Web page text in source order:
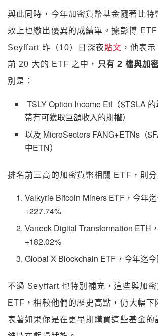
與此同時，今年加密貨幣基金隨著比特
效上也繳出優異的成績單。據彭博
Seyffart 昨（10）日深夜貼文 ，他表
前 20 大的 ETF 之中， 只有 2 檔與加
別是：
TSLY Option Income Etf（$TSLA 的
帶有可獲取巨額收入的期權）
以及 MicroSectors FANG+ETNs（
中ETN）
排名前三高的加密貨幣相關 ETF，則分
Valkyrie Bitcoin Miners ETF，今年迄
+227.74%
Vaneck Digital Transformation ETH
+182.02%
Global X Blockchain ETF，今年迄
不過 Seyffart 也特別補充，這些與加
ETF，相較他們的歷史高點，仍大幅下
表著如果你是在更早期購買這些基金的